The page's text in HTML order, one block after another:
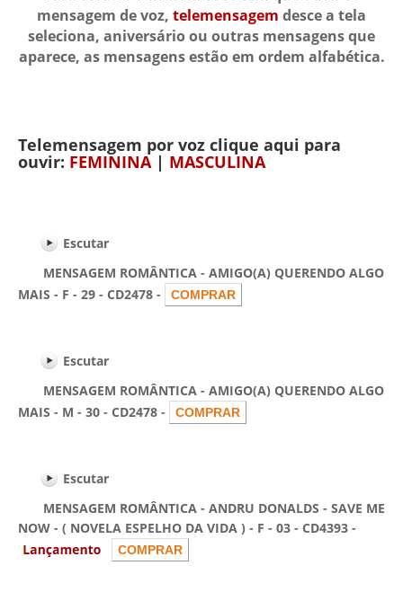
mensagem de voz, telemensagem desce a tela
seleciona, aniversário ou outras mensagens que
aparece, as mensagens estão em ordem alfabética.
Telemensagem por voz clique aqui para
ouvir: FEMININA| MASCULINA
Escutar
MENSAGEM ROMÂNTICA - AMIGO(A) QUERENDO ALGO
MAIS - F - 29 - CD2478 -
Escutar
MENSAGEM ROMÂNTICA - AMIGO(A) QUERENDO ALGO
MAIS - M - 30 - CD2478 -
Escutar
MENSAGEM ROMÂNTICA - ANDRU DONALDS - SAVE ME
NOW - ( NOVELA ESPELHO DA VIDA ) - F - 03 - CD4393 -